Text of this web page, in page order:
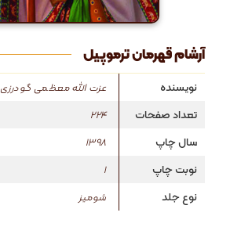
آرشام قهرمان ترموپیل
نویسنده عزت الله معظمی گودرزی
تعداد صفحات 224
سال چاپ 1398
نوبت چاپ 1
نوع جلد شومیز